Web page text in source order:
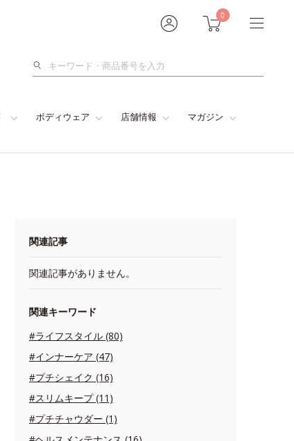
0
検
ボディウェア 店舗情報 マガジン
関連記事
関連記事がありません。
関連キーワード
#ライフスタイル (80)
#インナーケア (47)
#プチシェイク (16)
#スリムキープ (11)
#プチチャウダー (1)